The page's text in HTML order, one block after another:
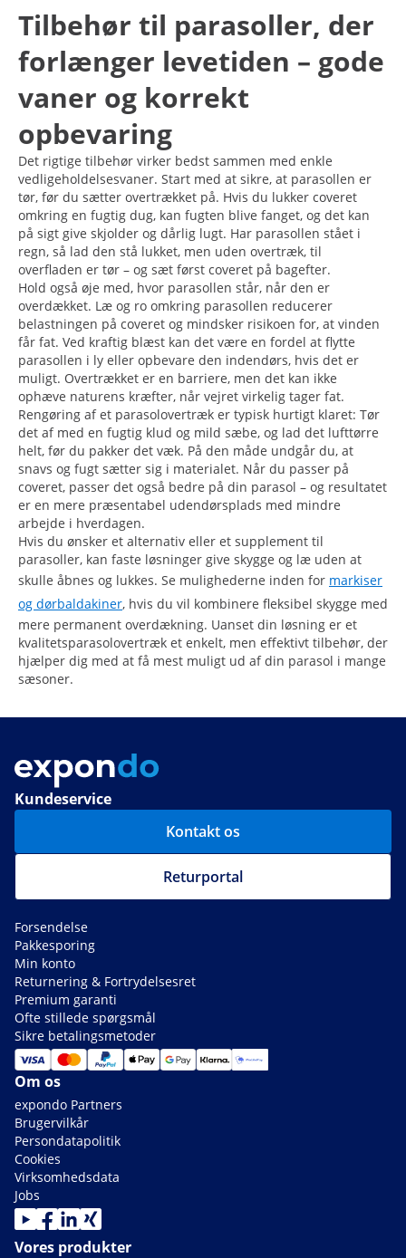
Tilbehør til parasoller, der
forlænger levetiden – gode
vaner og korrekt
opbevaring
Det rigtige tilbehør virker bedst sammen med enkle
vedligeholdelsesvaner. Start med at sikre, at parasollen er
tør, før du sætter overtrækket på. Hvis du lukker coveret
omkring en fugtig dug, kan fugten blive fanget, og det kan
på sigt give skjolder og dårlig lugt. Har parasollen stået i
regn, så lad den stå lukket, men uden overtræk, til
overfladen er tør – og sæt først coveret på bagefter.
Hold også øje med, hvor parasollen står, når den er
overdækket. Læ og ro omkring parasollen reducerer
belastningen på coveret og mindsker risikoen for, at vinden
får fat. Ved kraftig blæst kan det være en fordel at flytte
parasollen i ly eller opbevare den indendørs, hvis det er
muligt. Overtrækket er en barriere, men det kan ikke
ophæve naturens kræfter, når vejret virkelig tager fat.
Rengøring af et parasolovertræk er typisk hurtigt klaret: Tør
det af med en fugtig klud og mild sæbe, og lad det lufttørre
helt, før du pakker det væk. På den måde undgår du, at
snavs og fugt sætter sig i materialet. Når du passer på
coveret, passer det også bedre på din parasol – og resultatet
er en mere præsentabel udendørsplads med mindre
arbejde i hverdagen.
Hvis du ønsker et alternativ eller et supplement til
parasoller, kan faste løsninger give skygge og læ uden at
skulle åbnes og lukkes. Se mulighederne inden for markiser
og dørbaldakiner, hvis du vil kombinere fleksibel skygge med
mere permanent overdækning. Uanset din løsning er et
kvalitetsparasolovertræk et enkelt, men effektivt tilbehør, der
hjælper dig med at få mest muligt ud af din parasol i mange
sæsoner.
Kundeservice
Kontakt os
Returportal
Forsendelse
Pakkesporing
Min konto
Returnering & Fortrydelsesret
Premium garanti
Ofte stillede spørgsmål
Sikre betalingsmetoder
Om os
expondo Partners
Brugervilkår
Persondatapolitik
Cookies
Virksomhedsdata
Jobs
Vores produkter